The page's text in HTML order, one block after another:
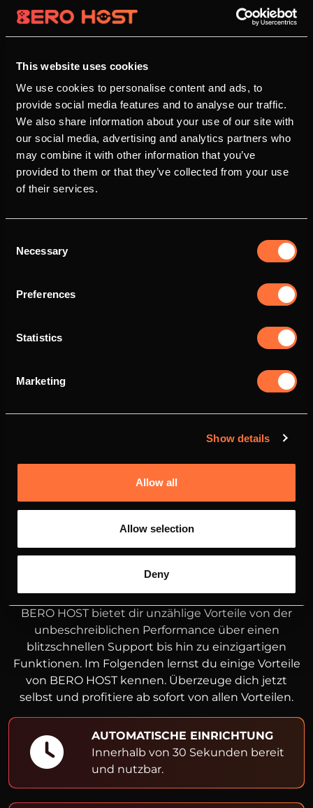
This website uses cookies
We use cookies to personalise content and ads, to
provide social media features and to analyse our traffic.
We also share information about your use of our site with
our social media, advertising and analytics partners who
may combine it with other information that you’ve
provided to them or that they’ve collected from your use
of their services.
Selection
Necessary
Preferences
Statistics
Marketing
Show details
Allow all
Allow selection
Deny
DEINEVORTEILEBEI BERO HOST
BERO HOST bietet dir unzählige Vorteile von der
unbeschreiblichen Performance über einen
blitzschnellen Support bis hin zu einzigartigen
Funktionen. Im Folgenden lernst du einige Vorteile
von BERO HOST kennen. Überzeuge dich jetzt
selbst und profitiere ab sofort von allen Vorteilen.
AUTOMATISCHE EINRICHTUNG
Innerhalb von 30 Sekunden bereit
und nutzbar.